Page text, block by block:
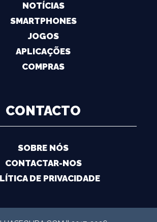
NOTÍCIAS
SMARTPHONES
JOGOS
APLICAÇÕES
COMPRAS
CONTACTO
SOBRE NÓS
CONTACTAR-NOS
DE PRIVACIDADE